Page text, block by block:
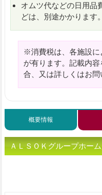
オムツ代などの日用品
どは、別途かかります。
※消費税は、各施設に
が有ります。記載内
合、又は詳しくはお問
概要情報
ＡＬＳＯＫグループホー